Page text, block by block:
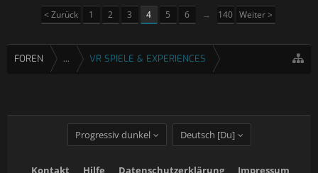
< Zurück
1 2 3 4 5 6 → 140 Weiter >
FOREN ... VR SPIELE & EXPERIENCES
Progressiv dunkel Deutsch [Du]
Kontakt Hilfe Datenschutzerklärung Impressum